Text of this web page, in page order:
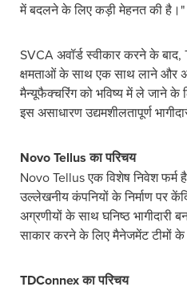
में बदलने के लिए कड़ी मेहनत की है।"
SVCA अवॉर्ड स्वीकार करने के
क्षमताओं के साथ एक साथ लाने और
मैन्यूफैक्चरिंग को भविष्य में ले जाने
इस असाधारण उद्यमशीलतापूर्ण
Novo Tellus का परिचय
Novo Tellus एक विशेष निवेश फर्म
उल्लेखनीय कंपनियों के निर्माण पर
अग्रणीयों के साथ घनिष्ठ भागीदारी
साकार करने के लिए मैनेजमेंट टीमों के
TDConnex का परिचय